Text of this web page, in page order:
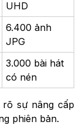
UHD
6.400 ảnh
JPG
3.000 bài hát
có nén
sự nâng cấp
phiên bản.